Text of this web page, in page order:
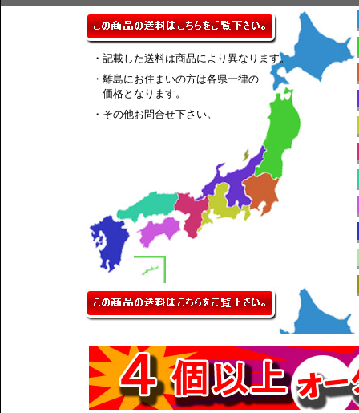
・記載した送料は商品により異なります。
・離島にお住まいの方は各県一律の
価格となります。
・その他お問合せ下さい。